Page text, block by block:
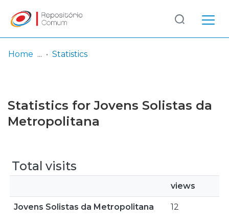
Browse repository
Log
In
(current)
Home Statistics
Statistics for Jovens Solistas da
Metropolitana
Total visits
views
Jovens Solistas da Metropolitana 12